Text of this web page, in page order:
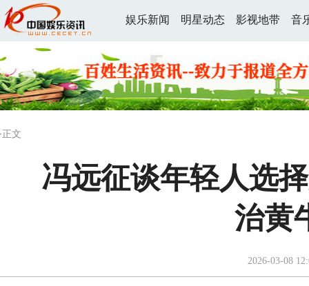
娱乐新闻 明星动态 影视地带 音
文
冯远征谈年轻人选
治黄
2026-03-08